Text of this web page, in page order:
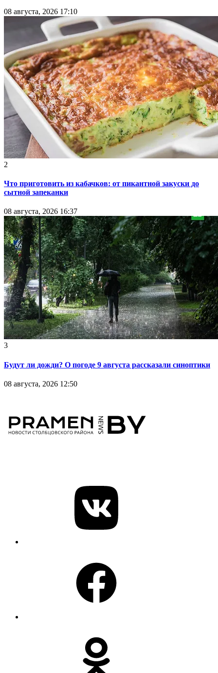
08 августа, 2026 17:10
2
Что приготовить из кабачков: от пикантной закуски до
сытной запеканки
08 августа, 2026 16:37
3
Будут ли дожди? О погоде 9 августа рассказали синоптики
08 августа, 2026 12:50